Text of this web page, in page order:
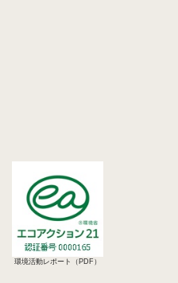
環境活動レポート（PDF）